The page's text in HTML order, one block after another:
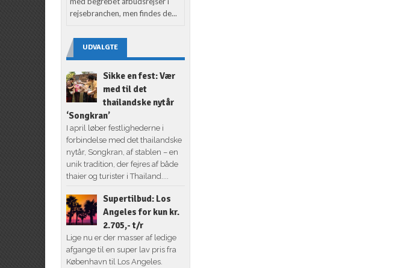
rejsebranchen, men findes de...
UDVALGTE
Sikke en fest: Vær
med til det
thailandske nytår
‘Songkran’
I april løber festlighederne i
forbindelse med det thailandske
nytår, Songkran, af stablen – en
unik tradition, der fejres af både
thaier og turister i Thailand....
Supertilbud: Los
Angeles for kun kr.
2.705,- t/r
Lige nu er der masser af ledige
afgange til en super lav pris fra
København til Los Angeles.